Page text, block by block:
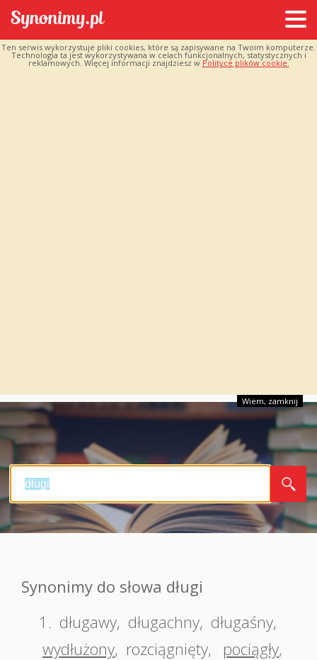
Ten serwis wykorzystuje pliki cookies, które są zapisywane na Twoim komputerze.
Technologia ta jest wykorzystywana w celach funkcjonalnych, statystycznych i
reklamowych. Więcej informacji znajdziesz w Polityce plików cookie.
Wiem, zamknij
Synonimy do słowa długi
1. długawy, długachny, długaśny,
wydłużony, rozciągnięty, pociągły,